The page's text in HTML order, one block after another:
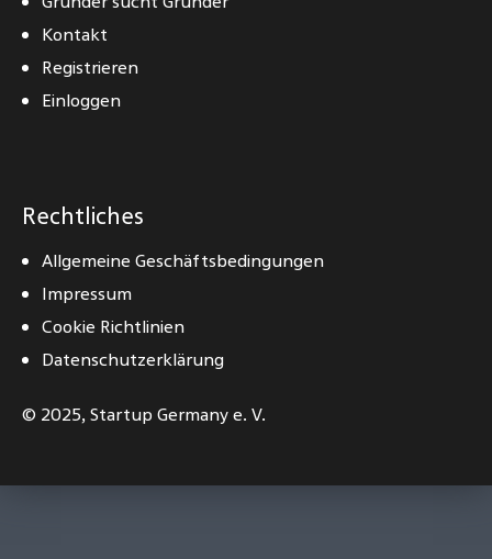
Kontakt
Registrieren
Einloggen
Rechtliches
Allgemeine Geschäftsbedingungen
Impressum
Cookie Richtlinien
Datenschutzerklärung
© 2025,Startup Germany e. V.